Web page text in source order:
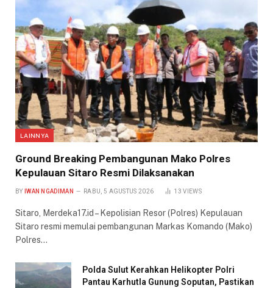
LAINNYA
Ground Breaking Pembangunan Mako Polres
Kepulauan Sitaro Resmi Dilaksanakan
BY IWAN NGADIMAN RABU, 5 AGUSTUS 2026 13VIEWS
Sitaro, Merdeka17.id – Kepolisian Resor (Polres) Kepulauan
Sitaro resmi memulai pembangunan Markas Komando (Mako)
Polres…
Polda Sulut Kerahkan Helikopter Polri
Pantau Karhutla Gunung Soputan, Pastikan